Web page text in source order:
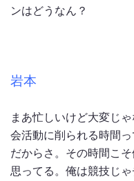
ンはどうなん？
岩本
まあ忙しいけど大変じ
会活動に削られる時間
だからさ。その時間こ
思ってる。俺は競技じ